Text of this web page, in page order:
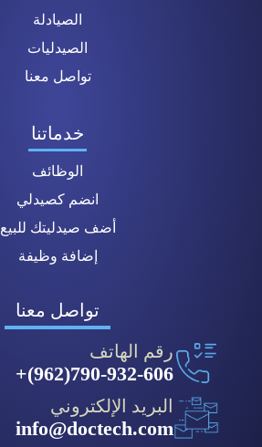
الصيادلة
الصيدليات
تواصل معنا
خدماتنا
الوظائف
انضم كصيدلي
أضف صيدليتك للبيع
إضافة وظيفة
تواصل معنا
رقم الهاتف
790-932-606(962)+
البريد الإلكتروني
info@doctech.com